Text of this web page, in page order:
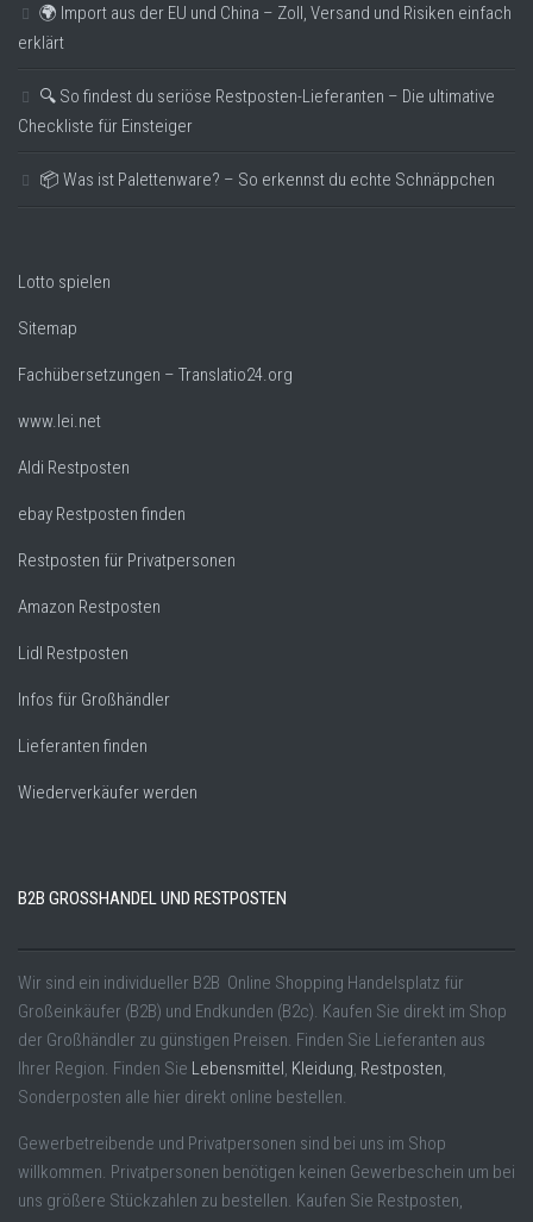
🌍 Import aus der EU und China – Zoll, Versand und Risiken einfach
erklärt
🔍 So findest du seriöse Restposten-Lieferanten – Die ultimative
Checkliste für Einsteiger
📦 Was ist Palettenware? – So erkennst du echte Schnäppchen
Lotto spielen
Sitemap
Fachübersetzungen – Translatio24.org
www.lei.net
Aldi Restposten
ebay Restposten finden
Restposten für Privatpersonen
Amazon Restposten
Lidl Restposten
Infos für Großhändler
Lieferanten finden
Wiederverkäufer werden
B2B GROSSHANDEL UND RESTPOSTEN
Wir sind ein individueller B2B Online Shopping Handelsplatz für
Großeinkäufer (B2B) und Endkunden (B2c). Kaufen Sie direkt im Shop
der Großhändler zu günstigen Preisen. Finden Sie Lieferanten aus
Ihrer Region. Finden Sie Lebensmittel Kleidung Restposten
Sonderposten alle hier direkt online bestellen.
Gewerbetreibende und Privatpersonen sind bei uns im Shop
willkommen. Privatpersonen benötigen keinen Gewerbeschein um bei
uns größere Stückzahlen zu bestellen. Kaufen Sie Restposten,